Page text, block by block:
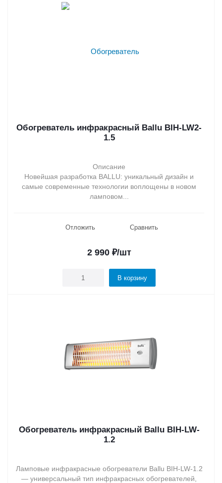
Обогреватель инфракрасный Ballu BIH-LW2-
1.5
Описание
Новейшая разработка BALLU: уникальный дизайн и
самые современные технологии воплощены в новом
ламповом...
Отложить Сравнить
2 990 ₽/шт
В корзину
Обогреватель инфракрасный Ballu BIH-LW-
1.2
Ламповые инфракрасные обогреватели Ballu BIH-LW-1.2
— универсальный тип инфракрасных обогревателей,